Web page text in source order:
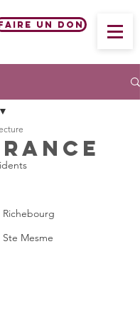
un don
Mesme